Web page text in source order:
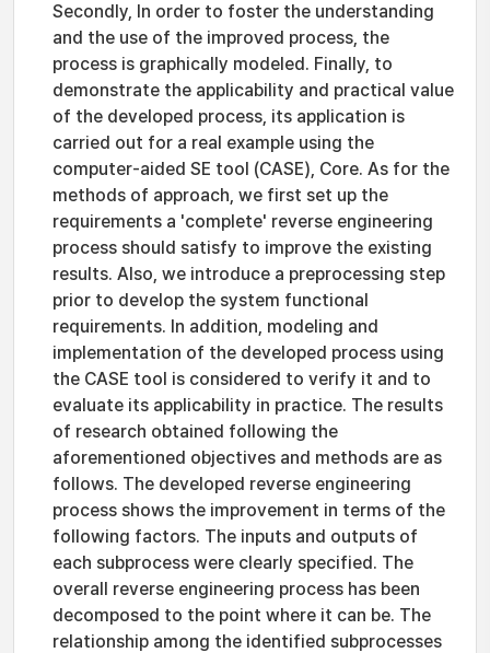
Secondly, In order to foster the understanding
and the use of the improved process, the
process is graphically modeled. Finally, to
demonstrate the applicability and practical value
of the developed process, its application is
carried out for a real example using the
computer-aided SE tool (CASE), Core. As for the
methods of approach, we first set up the
requirements a 'complete' reverse engineering
process should satisfy to improve the existing
results. Also, we introduce a preprocessing step
prior to develop the system functional
requirements. In addition, modeling and
implementation of the developed process using
the CASE tool is considered to verify it and to
evaluate its applicability in practice. The results
of research obtained following the
aforementioned objectives and methods are as
follows. The developed reverse engineering
process shows the improvement in terms of the
following factors. The inputs and outputs of
each subprocess were clearly specified. The
overall reverse engineering process has been
decomposed to the point where it can be. The
relationship among the identified subprocesses